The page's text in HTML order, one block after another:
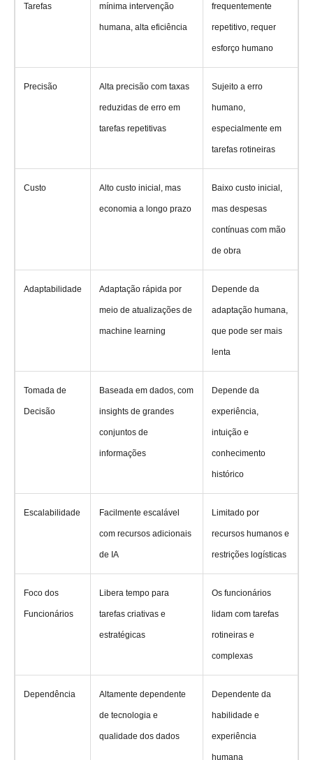
Tarefas mínima intervenção
humana, alta eficiência
frequentemente
repetitivo, requer
esforço humano
Precisão Alta precisão com taxas
reduzidas de erro em
tarefas repetitivas
Sujeito a erro
humano,
especialmente em
tarefas rotineiras
Custo Alto custo inicial, mas
economia a longo prazo
Baixo custo inicial,
mas despesas
contínuas com mão
de obra
Adaptabilidade Adaptação rápida por
meio de atualizações de
machine learning
Depende da
adaptação humana,
que pode ser mais
lenta
Tomada de
Decisão
Baseada em dados, com
insights de grandes
conjuntos de
informações
Depende da
experiência,
intuição e
conhecimento
histórico
Escalabilidade Facilmente escalável
com recursos adicionais
de IA
Limitado por
recursos humanos e
restrições logísticas
Foco dos
Funcionários
Libera tempo para
tarefas criativas e
estratégicas
Os funcionários
lidam com tarefas
rotineiras e
complexas
Dependência Altamente dependente
de tecnologia e
qualidade dos dados
Dependente da
habilidade e
experiência
humana